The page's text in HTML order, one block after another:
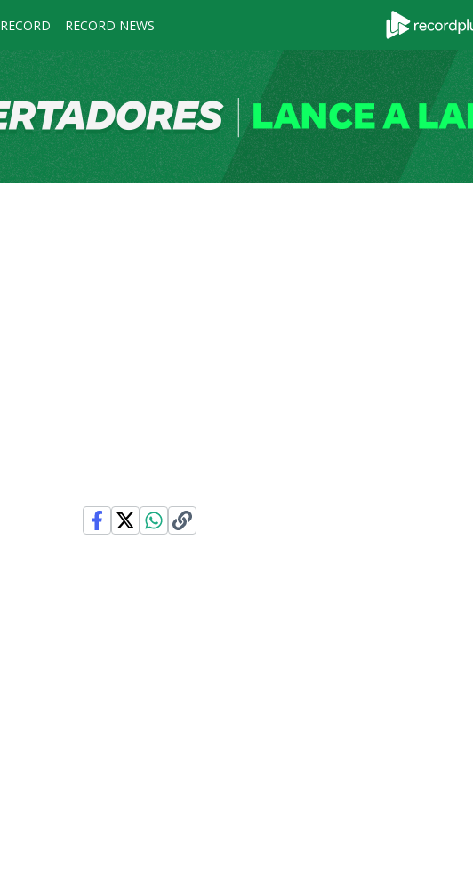
RECORD RECORD NEWS